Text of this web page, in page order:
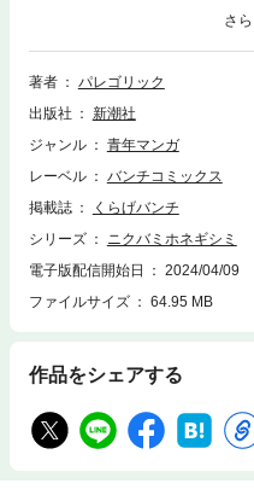
ある浅間を伴って奇妙な事件ばか
せられるように二人は恐ろしい
23年の現代では年老いた浅間の
禁忌に触れる最恐ホラー開幕。
著者
パレゴリック
出版社
新潮社
ジャンル
青年マンガ
レーベル
バンチコミックス
掲載誌
くらげバンチ
シリーズ
ニクバミホネギシミ
電子版配信開始日
2024/04/09
ファイルサイズ
64.95 MB
作品をシェアする